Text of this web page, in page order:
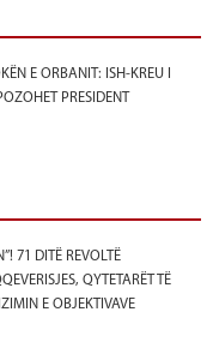
E ORBANIT: ISH-KREU I
PRESIDENT
71 DITË REVOLTË
QYTETARËT TË
E OBJEKTIVAVE